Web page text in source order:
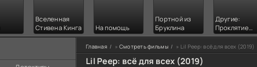
Вселенная
Стивена Кинга
На помощь
Портной из
Бруклина
Другие:
Проклятие
кукушки
Главная » Смотреть фильмы » Lil Peep: всё для всех (2019)
Lil Peep: всё для всех (2019)